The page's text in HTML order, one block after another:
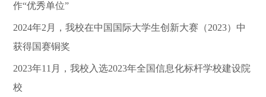
作“优秀单位”
2024年2月，我校在中国国际大学生创新大赛（2023）中
获得国赛铜奖
2023年11月，我校入选2023年全国信息化标杆学校建设院
校